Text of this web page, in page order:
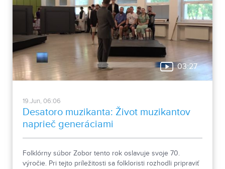
03:27
19.Jun, 06:06
Desatoro muzikanta: Život muzikantov
naprieč generáciami
Folklórny súbor Zobor tento rok oslavuje svoje 70.
výročie. Pri tejto príležitosti sa folkloristi rozhodli pripraviť